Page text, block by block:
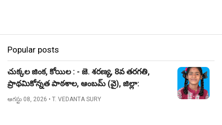
Popular posts
చుక్కల జింక, కోయిల : - జె. శరణ్య, 8వ తరగతి,
ప్రాథమికోన్నత పాఠశాల, ఆంబమ్ (వై), జిల్లా:
నిజామాబాద్.
ఆగస్టు 08, 2026 • T. VEDANTA SURY